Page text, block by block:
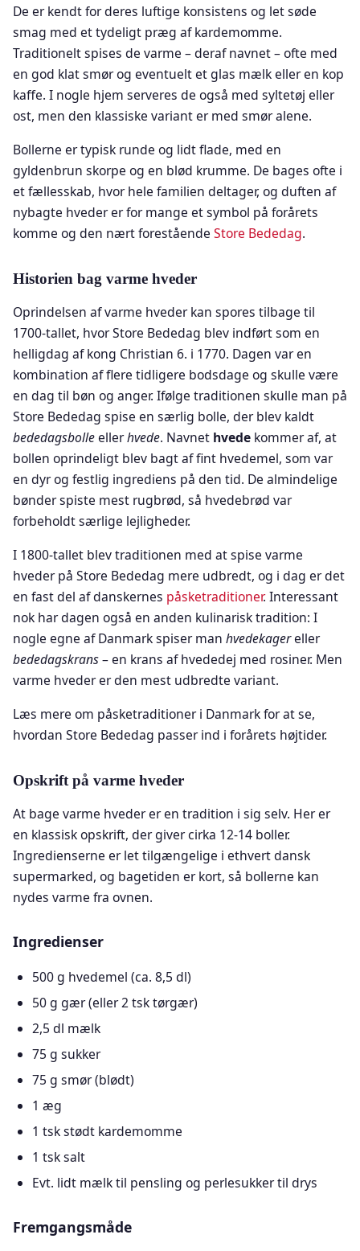
De er kendt for deres luftige konsistens og let søde
smag med et tydeligt præg af kardemomme.
Traditionelt spises de varme – deraf navnet – ofte med
en god klat smør og eventuelt et glas mælk eller en kop
kaffe. I nogle hjem serveres de også med syltetøj eller
ost, men den klassiske variant er med smør alene.
Bollerne er typisk runde og lidt flade, med en
gyldenbrun skorpe og en blød krumme. De bages ofte i
et fællesskab, hvor hele familien deltager, og duften af
nybagte hveder er for mange et symbol på forårets
komme og den nært forestående Store Bededag.
Historien bag varme hveder
Oprindelsen af varme hveder kan spores tilbage til
1700-tallet, hvor Store Bededag blev indført som en
helligdag af kong Christian 6. i 1770. Dagen var en
kombination af flere tidligere bodsdage og skulle være
en dag til bøn og anger. Ifølge traditionen skulle man på
Store Bededag spise en særlig bolle, der blev kaldt
bededagsbolleellerhvede. Navnet hvede kommer af, at
bollen oprindeligt blev bagt af fint hvedemel, som var
en dyr og festlig ingrediens på den tid. De almindelige
bønder spiste mest rugbrød, så hvedebrød var
forbeholdt særlige lejligheder.
I 1800-tallet blev traditionen med at spise varme
hveder på Store Bededag mere udbredt, og i dag er det
en fast del af danskernes påsketraditioner. Interessant
nok har dagen også en anden kulinarisk tradition: I
nogle egne af Danmark spiser man hvedekagereller
bededagskrans– en krans af hvededej med rosiner. Men
varme hveder er den mest udbredte variant.
Læs mere om påsketraditioner i Danmark for at se,
hvordan Store Bededag passer ind i forårets højtider.
Opskrift på varme hveder
At bage varme hveder er en tradition i sig selv. Her er
en klassisk opskrift, der giver cirka 12-14 boller.
Ingredienserne er let tilgængelige i ethvert dansk
supermarked, og bagetiden er kort, så bollerne kan
nydes varme fra ovnen.
Ingredienser
500 g hvedemel (ca. 8,5 dl)
50 g gær (eller 2 tsk tørgær)
2,5 dl mælk
75 g sukker
75 g smør (blødt)
1 æg
1 tsk stødt kardemomme
1 tsk salt
Evt. lidt mælk til pensling og perlesukker til drys
Fremgangsmåde